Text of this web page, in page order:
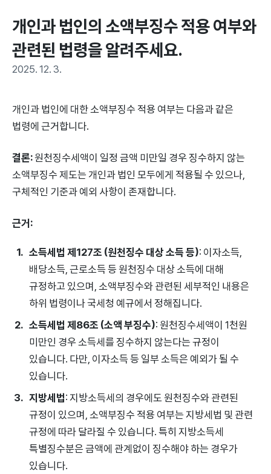
개인과 법인의 소액부징수 적용 여부와
관련된 법령을 알려주세요.
2025. 12. 3.
개인과 법인에 대한 소액부징수 적용 여부는 다음과 같은
법령에 근거합니다.
결론:원천징수세액이 일정 금액 미만일 경우 징수하지 않는
소액부징수 제도는 개인과 법인 모두에게 적용될 수 있으나,
구체적인 기준과 예외 사항이 존재합니다.
근거:
소득세법 제127조 (원천징수 대상 소득 등): 이자소득,
배당소득, 근로소득 등 원천징수 대상 소득에 대해
규정하고 있으며, 소액부징수와 관련된 세부적인 내용은
하위 법령이나 국세청 예규에서 정해집니다.
소득세법 제86조 (소액 부징수): 원천징수세액이 1천원
미만인 경우 소득세를 징수하지 않는다는 규정이
있습니다. 다만, 이자소득 등 일부 소득은 예외가 될 수
있습니다.
지방세법: 지방소득세의 경우에도 원천징수와 관련된
규정이 있으며, 소액부징수 적용 여부는 지방세법 및 관련
규정에 따라 달라질 수 있습니다. 특히 지방소득세
특별징수분은 금액에 관계없이 징수해야 하는 경우가
있습니다.